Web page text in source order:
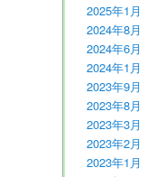
2025年1月
2024年8月
2024年6月
2024年1月
2023年9月
2023年8月
2023年3月
2023年2月
2023年1月